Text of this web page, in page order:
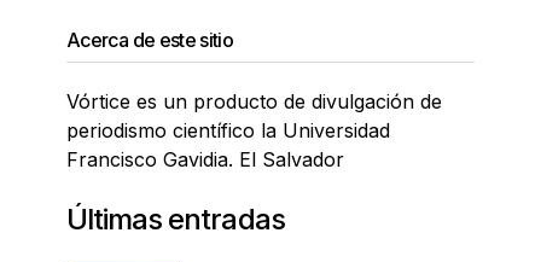
Acerca de este sitio
Vórtice es un producto de divulgación de
periodismo científico la Universidad
Francisco Gavidia. El Salvador
Últimas entradas